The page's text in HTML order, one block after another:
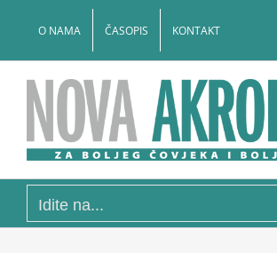
O NAMA ČASOPIS KONTAKT
Idite na...